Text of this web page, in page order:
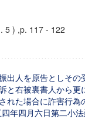
5 ) ,p. 117 - 122
出人を原告としそ
と右被裏書人から
れた場合に詐害行
年四月六日第二小